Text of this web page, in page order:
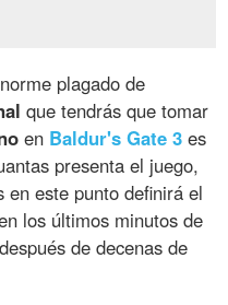
plagado de
que tendrás que tomar
en Baldur's Gate 3 es
presenta el juego,
en este punto definirá el
los últimos minutos de
de decenas de